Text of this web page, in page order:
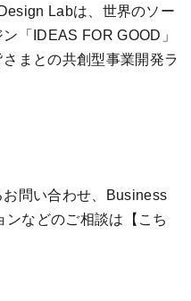
Labは、世界のソー
「IDEAS FOR GOOD」
まとの共創型事業開発ラ
問い合わせ、Business
ンなどのご相談は 【こち